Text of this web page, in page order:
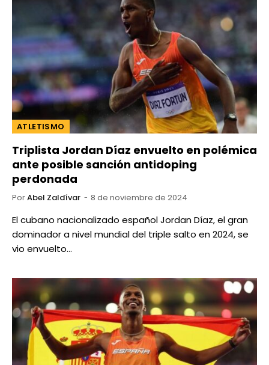
ATLETISMO
Triplista Jordan Díaz envuelto en polémica
ante posible sanción antidoping
perdonada
PorAbel Zaldívar 8 de noviembre de 2024
El cubano nacionalizado español Jordan Díaz, el gran
dominador a nivel mundial del triple salto en 2024, se
vio envuelto…